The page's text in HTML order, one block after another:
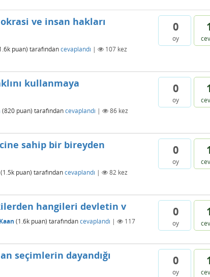
0
oy
ve insan hakları
puan) tarafındancevaplandı | 107 kez
0
oy
kullanmaya
(820 puan) tarafındancevaplandı | 86 kez
0
oy
sahip bir bireyden
(1.5k puan) tarafındancevaplandı | 82 kez
0
oy
hangileri devletin v
(1.6k puan) tarafındancevaplandı |
117
0
oy
seçimlerin dayandığı